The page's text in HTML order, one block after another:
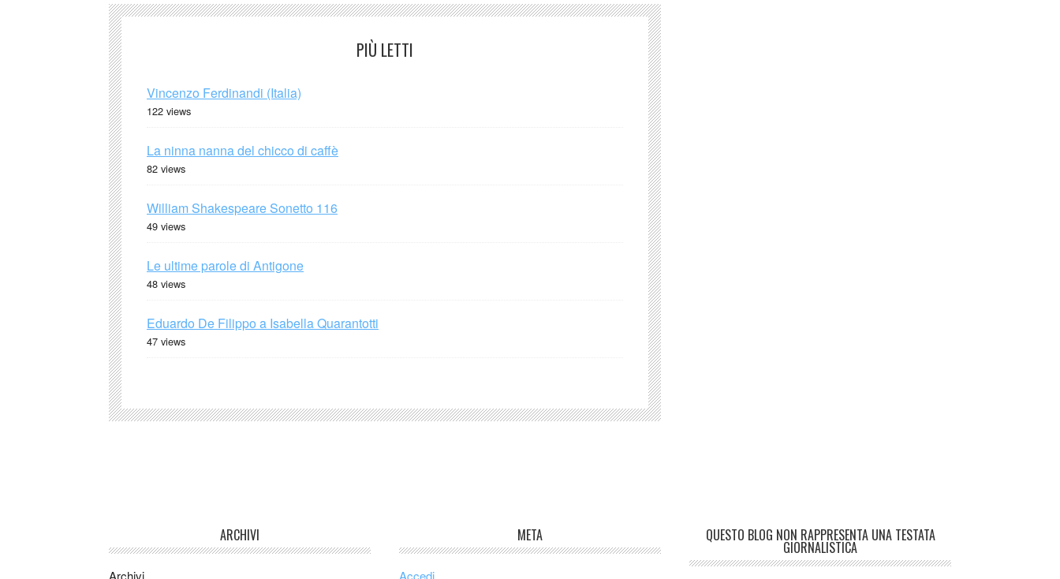
PIÙ LETTI
Vincenzo Ferdinandi (Italia)
122 views
La ninna nanna del chicco di caffè
82 views
William Shakespeare Sonetto 116
49 views
Le ultime parole di Antigone
48 views
Eduardo De Filippo a Isabella Quarantotti
47 views
ARCHIVI
Archivi
META
Accedi
QUESTO BLOG NON RAPPRESENTA UNA TESTATA
GIORNALISTICA